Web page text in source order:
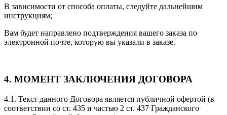
В зависимости от способа оплаты, следуйте дальнейшим
инструкциям;
Вам будет направлено подтверждения вашего заказа по
электронной почте, которую вы указали в заказе.
4. МОМЕНТ ЗАКЛЮЧЕНИЯ ДОГОВОРА
4.1. Текст данного Договора является публичной офертой (в
соответствии со ст. 435 и частью 2 ст. 437 Гражданского